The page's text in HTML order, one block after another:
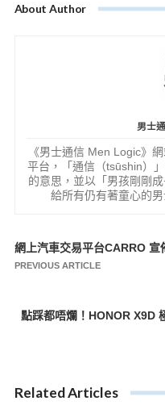
About Author
男士
《男士通信 Men Logic》
平台，「通信（tsūshin）
的意思，並以「男孩剛剛
給所有仍有著童心的
文
導
覽
網上汽車交易平台CARRO 宣
PREVIOUS ARTICLE
點踩都唔爛！HONOR X9D
Related Articles